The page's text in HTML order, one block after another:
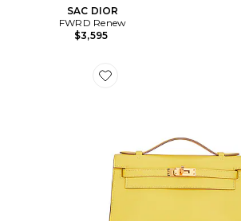
SAC DIOR
FWRD Renew
$3,595
Favorite SAC À MAIN HERMES